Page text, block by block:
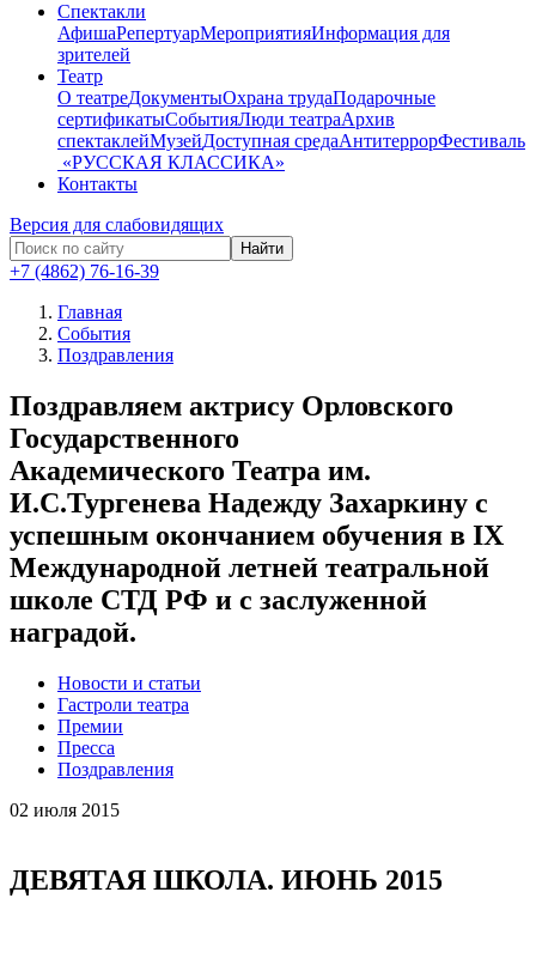
Спектакли
АфишаРепертуарМероприятияИнформация для
зрителей
Театр
О театреДокументыОхрана трудаПодарочные
сертификатыСобытияЛюди театраАрхив
спектаклейМузейДоступная средаАнтитеррорФестиваль
​ «РУССКАЯ КЛАССИКА»
Контакты
Версия для слабовидящих
Найти
+7 (4862) 76-16-39
Главная
События
Поздравления
Поздравляем актрису Орловского
Государственного
Академического Театра им.
И.С.Тургенева Надежду Захаркину с
успешным окончанием обучения в IX
Международной летней театральной
школе СТД РФ и с заслуженной
наградой.
Новости и статьи
Гастроли театра
Премии
Пресса
Поздравления
02 июля 2015
ДЕВЯТАЯ ШКОЛА. ИЮНЬ 2015